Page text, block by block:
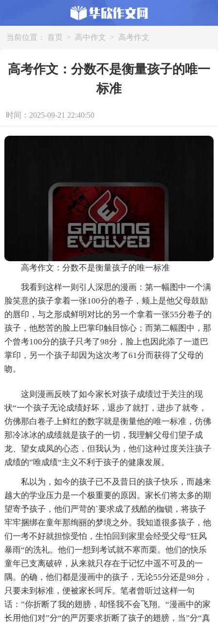
当前位置： 首页 > 高中作文 > 高考作文
高考作文：分数不是衡量孩子的唯一
标准
时间：2025-09-21 22:40:50
高考作文：分数不是衡量孩子的唯一标准
我看到这样一则引人深思的漫画：第一幅图中一个满
脸笑意的孩子拿着一张100分的卷子，颊上是他父母鼓励
的唇印，与之形成鲜明对比的另一个拿着一张55分卷子的
孩子，他愁苦的脸上巴掌印触目惊心；而第二幅图中，那
个曾考100分的孩子只考了98分，脸上也因此添了一道巴
掌印，另一个孩子却因为这次考了61分而获得了父母的
吻。
这则漫画反映了如今家长对孩子成绩过于关注的现
状“一个孩子无论成绩好坏，退步了就打，进步了就夸，
仿佛那白卷子上鲜红的数字就是衡量他的唯一标准，仿佛
那冷冰冰的成绩就是孩子的一切，我理解父母们望子成
龙、望女成凤的心态，但我认为，他们这种过度关注孩子
成绩的”唯成绩“主义不利于孩子的健康发展。
私以为，如今的孩子已不及昔日的孩子快乐，而越来
越大的学业压力是一个极重要的原因。家长们将太多的期
望寄予孩子，他们严苛的`要求成了残酷的枷锁，将孩子
牢牢捆绑在童年那绚丽的梦境之外。我知道很多孩子，他
们一考不好就担惊受怕，生怕回到家里会经受父母”狂风
暴雨“的洗礼。他们一想到考试就不寒而栗。他们的快乐
童年已支离破碎，从来就只存在于记忆中遥不可及的一
隅。的确，他们都是漫画中的孩子，无论55分还是98分，
只要未到标准，便被家长呵斥。笔者曾听过这样一句
话：”你折断了我的翅膀，却怪我不会飞翔。“漫画中的家
长用他们对”分“的严厉要求折断了孩子的翅膀，当”分“真